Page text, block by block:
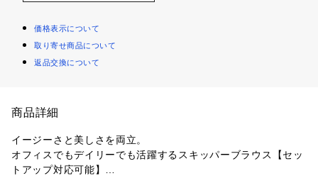
価格表示について
取り寄せ商品について
返品交換について
商品詳細
イージーさと美しさを両立。
オフィスでもデイリーでも活躍するスキッパーブラウス【セッ
トアップ対応可能】